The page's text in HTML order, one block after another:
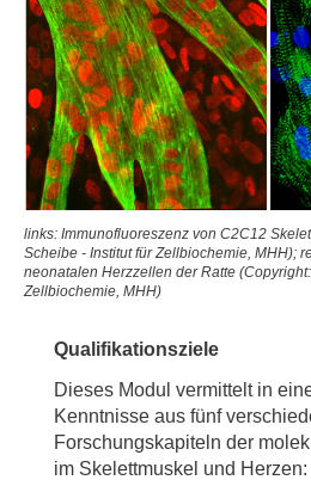
links: Immunofluoreszenz von C2C12
Scheibe - Institut für Zellbiochemie, MHH);
neonatalen Herzzellen der Ratte
Zellbiochemie, MHH)
Qualifikationsziele
Dieses Modul vermittelt in
Kenntnisse aus fünf
Forschungskapiteln der
im Skelettmuskel und Herzen: